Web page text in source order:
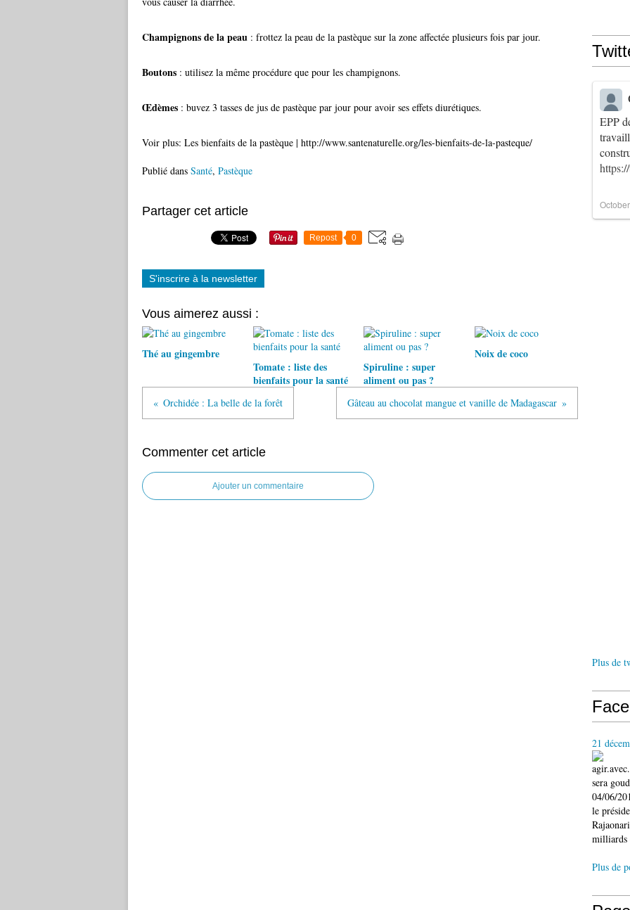
Champignons de la peau : frottez la peau de la pastèque sur la zone affectée plusieurs fois par jour.
Boutons : utilisez la même procédure que pour les champignons.
Œdèmes : buvez 3 tasses de jus de pastèque par jour pour avoir ses effets diurétiques.
Voir plus: Les bienfaits de la pastèque | http://www.santenaturelle.org/les-bienfaits-de-la-pasteque/
Publié dans Santé, Pastèque
Partager cet article
Repost 0
S'inscrire à la newsletter
Vous aimerez aussi :
Thé au gingembre
Tomate : liste des
bienfaits pour la santé
Spiruline : super
aliment ou pas ?
Noix de coco
Orchidée : La belle de la forêt Gâteau au chocolat mangue et vanille de Madagascar
Commenter cet article
Ajouter un commentaire
EPP
Plus de
21
sera
04/06/
le
milliards
Plus de